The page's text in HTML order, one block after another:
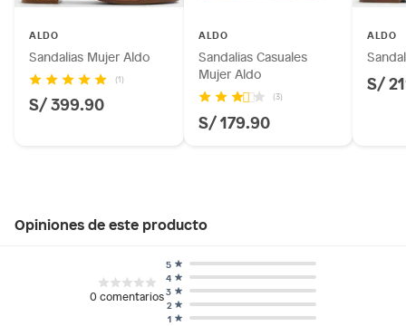
ALDO
Sandalias Mujer Aldo
(1)
S/ 399.90
ALDO
Sandalias Casuales
Mujer Aldo
(3)
S/ 179.90
ALDO
S/
Opiniones de este producto
0comentarios
1
2
3
4
5